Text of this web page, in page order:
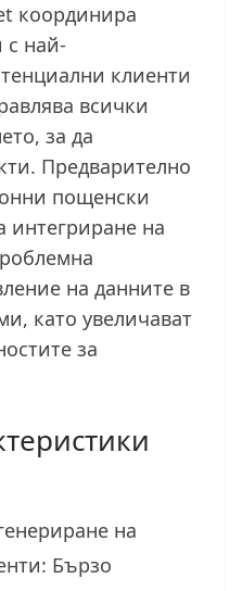
координира
с най-
клиенти
всички
за да
Предварително
пощенски
интегриране на
на данните в
като увеличават
за
на
Бързо